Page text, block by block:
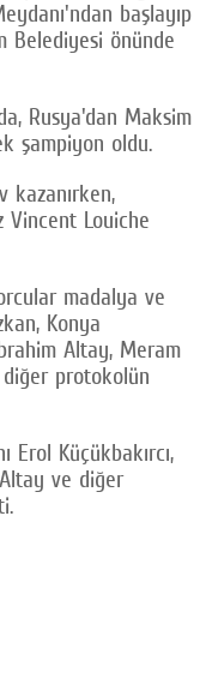
başlayıp
Belediyesi önünde
Rusya'dan Maksim
şampiyon oldu.
kazanırken,
Vincent Louiche
madalya ve
Konya
Altay, Meram
protokolün
Erol Küçükbakırcı,
ve diğer